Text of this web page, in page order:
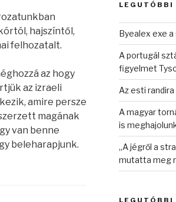
hajszíntől,
felhozatalt.
az hogy
az izraeli
amire persze
magának
van benne
beleharapjunk.
LEGUTÓBBI
Byealex exe
A portugál
figyelmet
Az esti
A magyar
is
„A jégről a
mutatta meg